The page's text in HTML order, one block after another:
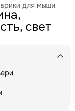
для мыши
свет